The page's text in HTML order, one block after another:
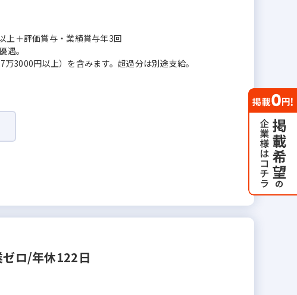
上＋評価賞与・業績賞与年3回
遇。
3000円以上）を含みます。超過分は別途支給。
ロ/年休122日